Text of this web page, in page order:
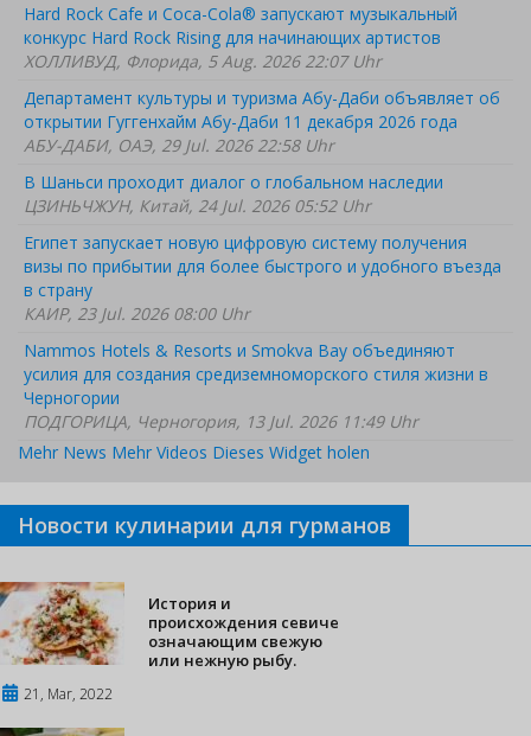
Hard Rock Cafe и Coca-Cola® запускают музыкальный
конкурс Hard Rock Rising для начинающих артистов
ХОЛЛИВУД, Флорида, 5 Aug. 2026 22:07 Uhr
Департамент культуры и туризма Абу-Даби объявляет об
открытии Гуггенхайм Абу-Даби 11 декабря 2026 года
АБУ-ДАБИ, ОАЭ, 29 Jul. 2026 22:58 Uhr
В Шаньси проходит диалог о глобальном наследии
ЦЗИНЬЧЖУН, Китай, 24 Jul. 2026 05:52 Uhr
Египет запускает новую цифровую систему получения
визы по прибытии для более быстрого и удобного въезда
в страну
КАИР, 23 Jul. 2026 08:00 Uhr
Nammos Hotels & Resorts и Smokva Bay объединяют
усилия для создания средиземноморского стиля жизни в
Черногории
ПОДГОРИЦА, Черногория, 13 Jul. 2026 11:49 Uhr
Mehr News Mehr Videos Dieses Widget holen
Новости кулинарии для гурманов
История и
происхождения севиче
означающим свежую
или нежную рыбу.
21, Mar, 2022